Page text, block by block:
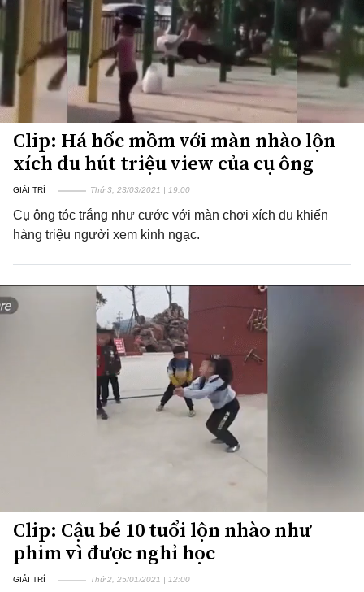
Clip: Há hốc mồm với màn nhào lộn
xích đu hút triệu view của cụ ông
GIẢI TRÍ Thứ 3, 23/03/2021 | 19:00
Cụ ông tóc trắng như cước với màn chơi xích đu khiến
hàng triệu người xem kinh ngạc.
Clip: Cậu bé 10 tuổi lộn nhào như
phim vì được nghỉ học
GIẢI TRÍ Thứ 2, 25/01/2021 | 12:00